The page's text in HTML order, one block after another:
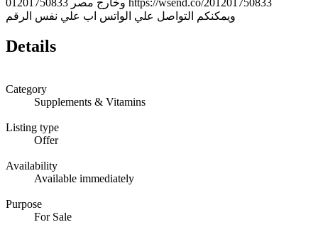
ويمكنكم التواصل علي الواتس اب علي نفس الرقم
Details
Category
Supplements & Vitamins
Listing type
Offer
Availability
Available immediately
Purpose
For Sale